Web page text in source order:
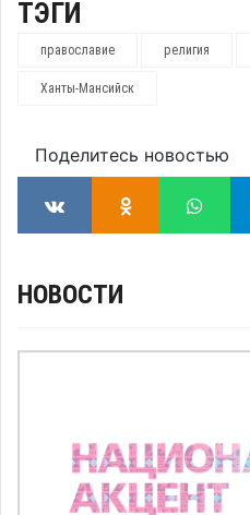
ТЭГИ
православие религия
Ханты-Мансийск
Поделитесь новостью
НОВОСТИ